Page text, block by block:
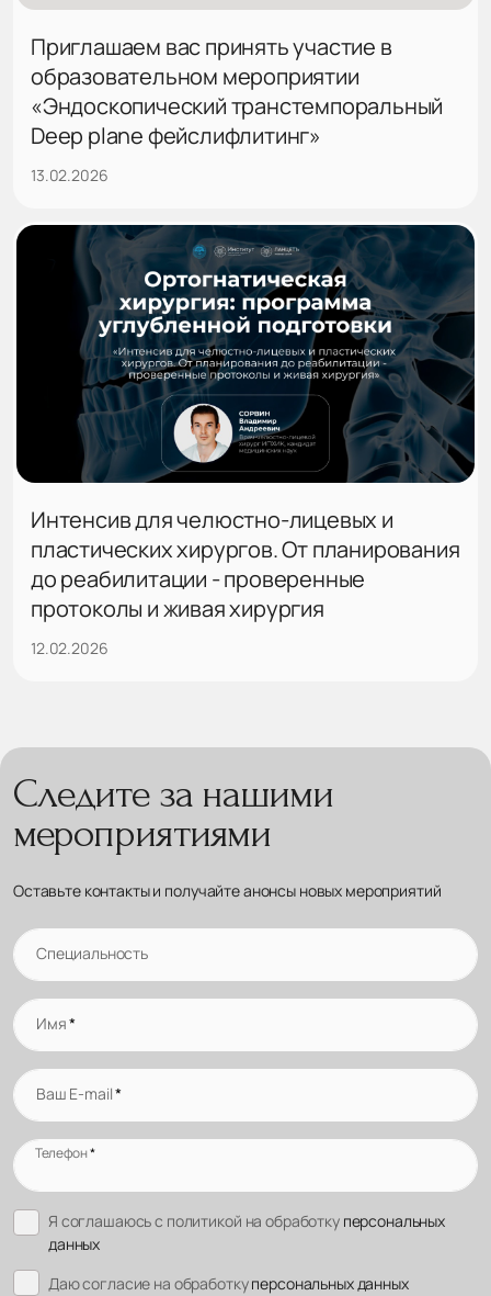
Приглашаем вас принять участие в
образовательном мероприятии
«Эндоскопический транстемпоральный
Deep plane фейслифлитинг»
13.02.2026
Интенсив для челюстно-лицевых и
пластических хирургов. От планирования
до реабилитации - проверенные
протоколы и живая хирургия
12.02.2026
Следите за нашими
мероприятиями
Оставьте контакты и получайте анонсы новых мероприятий
Специальность
Имя*
Ваш E-mail*
Телефон*
Я соглашаюсь с политикой на обработку персональных
данных
Даю согласие на обработкуперсональных данных